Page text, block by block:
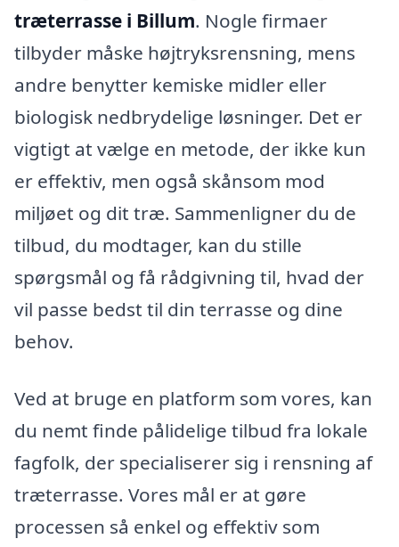
træterrasse i Billum. Nogle firmaer
tilbyder måske højtryksrensning, mens
andre benytter kemiske midler eller
biologisk nedbrydelige løsninger. Det er
vigtigt at vælge en metode, der ikke kun
er effektiv, men også skånsom mod
miljøet og dit træ. Sammenligner du de
tilbud, du modtager, kan du stille
spørgsmål og få rådgivning til, hvad der
vil passe bedst til din terrasse og dine
behov.
Ved at bruge en platform som vores, kan
du nemt finde pålidelige tilbud fra lokale
fagfolk, der specialiserer sig i rensning af
træterrasse. Vores mål er at gøre
processen så enkel og effektiv som